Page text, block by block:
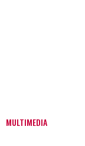
MULTIMEDIA